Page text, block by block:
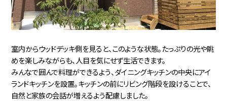
室内からウッドデッキ側を見ると、このような状態。たっぷりの光や眺
めを楽しみながらも、人目を気にせず生活できます。
みんなで囲んで料理ができるよう、ダイニングキッチンの中央にアイ
ランドキッチンを設置。キッチンの前にリビング階段を設けることで、
自然と家族の会話が増えるよう配慮しました。